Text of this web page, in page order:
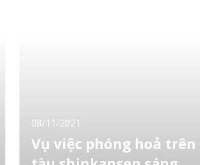
08/11/2021
Vụ việc phóng hoả trên